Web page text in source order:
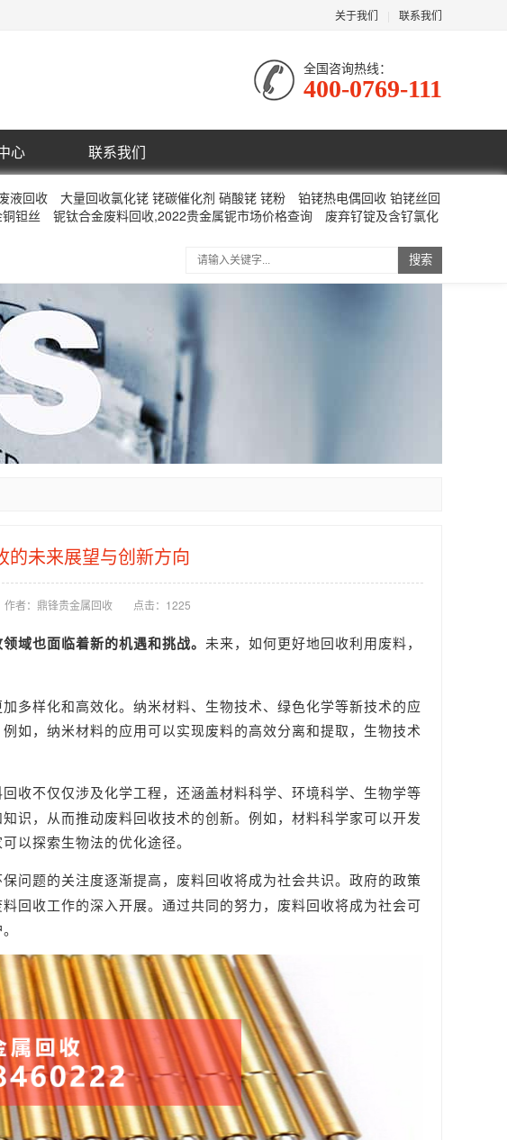
关于我们 联系我们
全国咨询热线：
400-0769-111
心 联系我们
液回收 大量回收氯化铑 铑碳催化剂 硝酸铑 铑粉
铂铑热电偶回收 铂铑丝回
钽丝 铌钛合金废料回收,2022贵金属铌市场价格查询
废弃钌锭及含钌氯化
搜索
的未来展望与创新方向
作者：鼎锋贵金属回收 点击： 1225
域也面临着新的机遇和挑战。 未来，如何更好地回收利用废料，
多样化和高效化。纳米材料、生物技术、绿色化学等新技术的应
如，纳米材料的应用可以实现废料的高效分离和提取，生物技术
回收不仅仅涉及化学工程，还涵盖材料科学、环境科学、生物学等
识，从而推动废料回收技术的创新。例如，材料科学家可以开发
以探索生物法的优化途径。
问题的关注度逐渐提高，废料回收将成为社会共识。政府的政策
回收工作的深入开展。通过共同的努力，废料回收将成为社会可